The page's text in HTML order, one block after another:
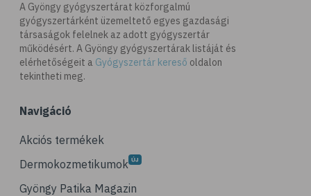
A Gyöngy gyógyszertárat közforgalmú
gyógyszertárként üzemeltető egyes gazdasági
társaságok felelnek az adott gyógyszertár
működésért. A Gyöngy gyógyszertárak listáját és
elérhetőségeit a Gyógyszertár kereső oldalon
tekintheti meg.
Navigáció
Akciós termékek
Dermokozmetikumok
Gyöngy Patika Magazin